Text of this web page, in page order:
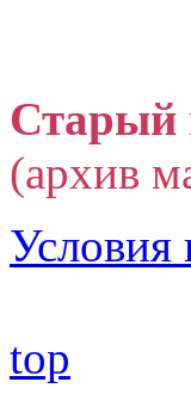
Старый
(архив
Условия
top